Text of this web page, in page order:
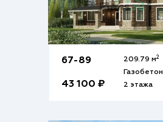
67-89
43 100 ₽
209.79 м2
Газобетон
2 этажа